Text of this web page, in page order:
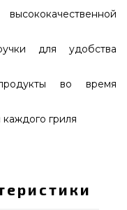
для удобства
во время
гриля
Broil, США по
грн. в интернет